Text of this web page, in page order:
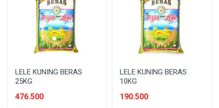
LELE KUNING BERAS
25KG
476.500
LELE KUNING BERAS
10KG
190.500